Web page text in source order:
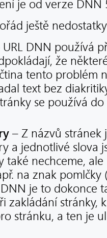
je od verze DNN
ještě
URL DNN používá
že
tento problém
text bez
se používá
– Z názvů stránek
a jednotlivé slova
také nechceme,
na znak pomlčky
je to dokonce
zakládání stránky,
stránku, a ten je